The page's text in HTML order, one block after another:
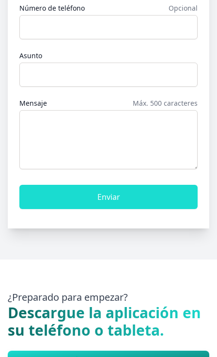
Número de teléfono Opcional
Asunto
Mensaje Máx. 500 caracteres
Enviar
¿Preparado para empezar?
Descargue la aplicación en
su teléfono o tableta.